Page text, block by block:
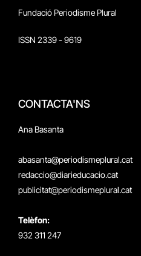
Fundació Periodisme Plural
ISSN 2339 - 9619
CONTACTA'NS
Ana Basanta
abasanta@periodismeplural.cat
redaccio@diarieducacio.cat
publicitat@periodismeplural.cat
Telèfon:
932 311 247